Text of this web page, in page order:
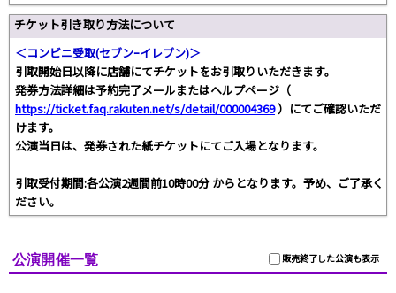
チケット引き取り方法について
＜コンビニ受取(セブンｰイレブン)＞
引取開始日以降に店舗にてチケットをお引取りいただきます。
発券方法詳細は予約完了メールまたはヘルプページ（
https://ticket.faq.rakuten.net/s/detail/000004369）にてご確認いただ
けます。
公演当日は、発券された紙チケットにてご入場となります。
引取受付期間:各公演2週間前10時00分 からとなります。予め、ご了承く
ださい。
販売終了した公演も表示
公演開催一覧